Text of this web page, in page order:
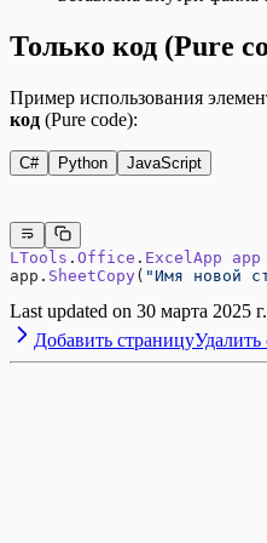
Только код (Pure
Пример использования
код (Pure code):
C# Python JavaScript
LTools . Office . ExcelApp app
app. SheetCopy( "Имя новой
Last updated on 30 марта 2025 г.
Добавить страницуУдалить